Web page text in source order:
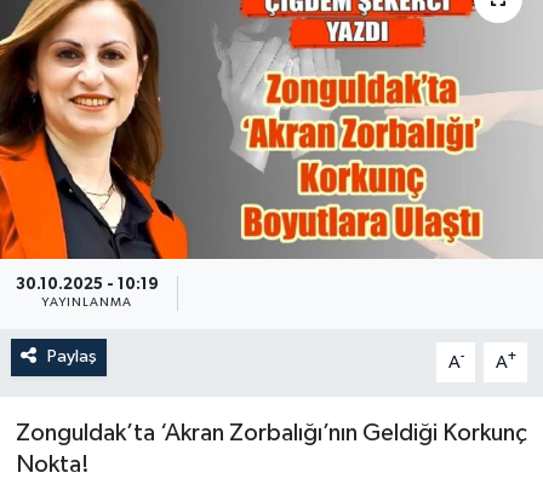
30.10.2025 - 10:19
YAYINLANMA
Paylaş A- A+
Zonguldak’ta ‘Akran Zorbalığı’nın Geldiği Korkunç
Nokta!
Özel
Mesaj
Dergim
Ulusal